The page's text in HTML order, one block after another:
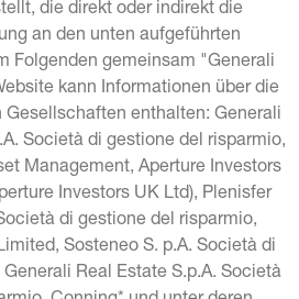
die direkt oder indirekt die
an den unten aufgeführten
Folgenden gemeinsam "Generali
kann Informationen über die
Gesellschaften enthalten: Generali
Società di gestione del risparmio,
Management, Aperture Investors
Investors UK Ltd), Plenisfer
di gestione del risparmio,
Sosteneo S. p.A. Società di
Real Estate S.p.A. Società